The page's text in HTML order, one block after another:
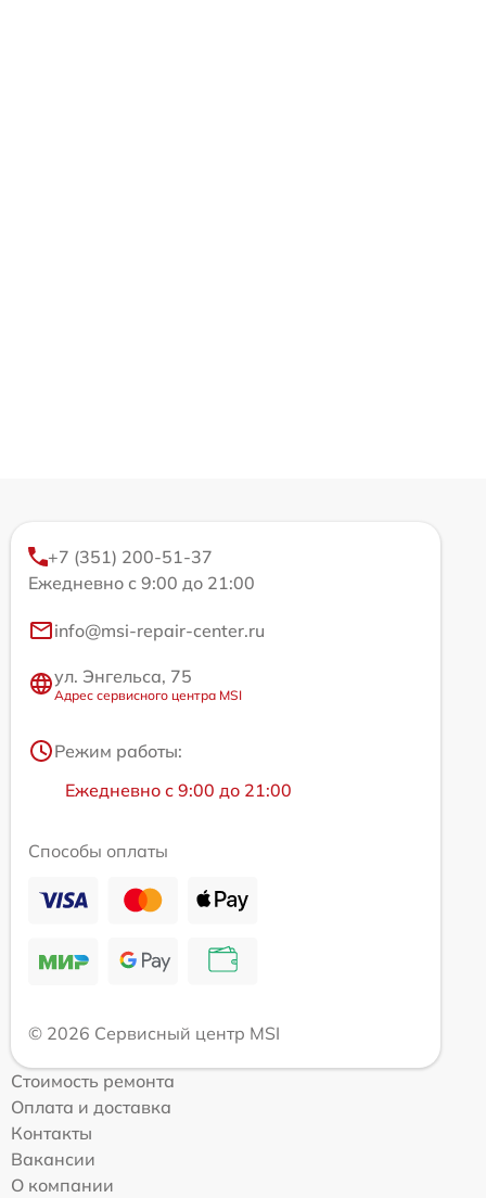
+7 (351) 200-51-37
Ежедневно с 9:00 до 21:00
info@msi-repair-center.ru
ул. Энгельса, 75
Адрес сервисного центра MSI
Режим работы:
Ежедневно с 9:00 до 21:00
Способы оплаты
© 2026 Сервисный центр MSI
Стоимость ремонта
Оплата и доставка
Контакты
Вакансии
О компании